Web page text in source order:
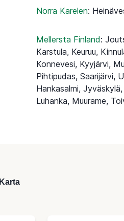
Norra Karelen:
Mellersta Finland:
Karstula, Keuruu,
Konnevesi, Kyyjärvi,
Pihtipudas, Saarijärvi,
Hankasalmi,
Luhanka, Muurame,
Karta